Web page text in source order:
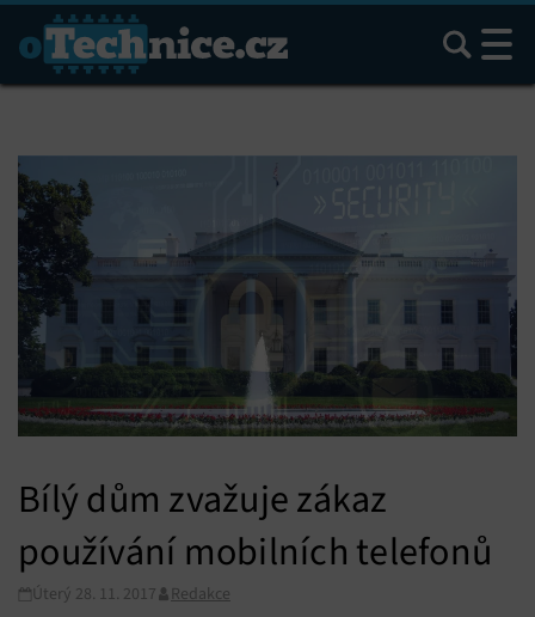
Hledat
Bílý dům zvažuje zákaz
používání mobilních telefonů
Úterý 28. 11. 2017 Redakce